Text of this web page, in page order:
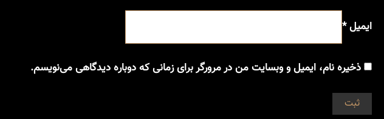
ایمیل*
ذخیره نام، ایمیل و وبسایت من در مرورگر برای زمانی که دوباره دیدگاهی می‌نویسم.